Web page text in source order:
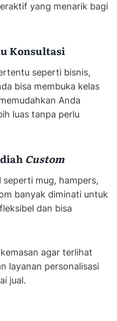
yang menarik bagi
Konsultasi
seperti bisnis,
bisa membuka kelas
Anda
luas tanpa perlu
Custom
seperti mug, hampers,
banyak diminati untuk
dan bisa
agar terlihat
layanan personalisasi
jual.